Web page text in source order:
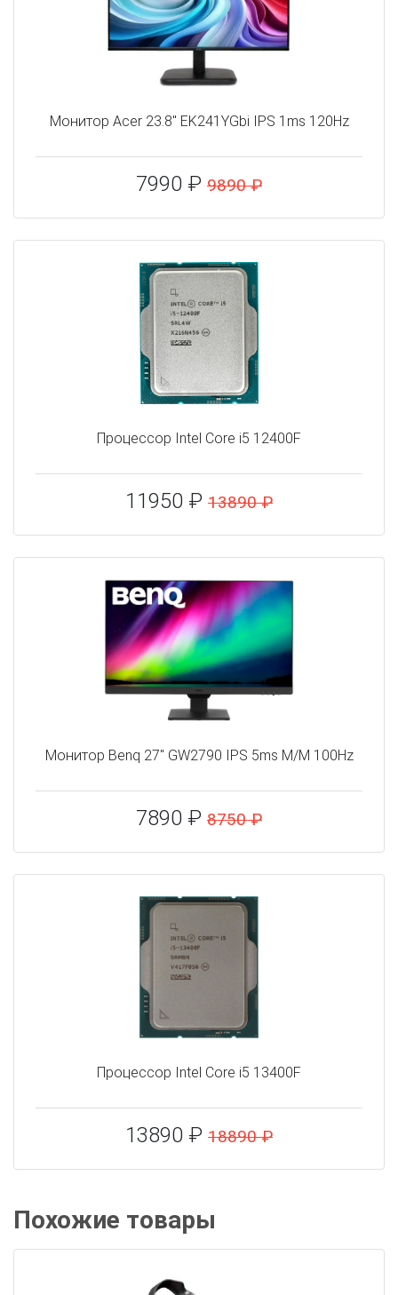
Монитор Acer 23.8" EK241YGbi IPS 1ms 120Hz
7990 ₽ 9890 ₽
Процессор Intel Core i5 12400F
11950 ₽ 13890 ₽
Монитор Benq 27" GW2790 IPS 5ms M/M 100Hz
7890 ₽ 8750 ₽
Процессор Intel Core i5 13400F
13890 ₽ 18890 ₽
Похожие товары